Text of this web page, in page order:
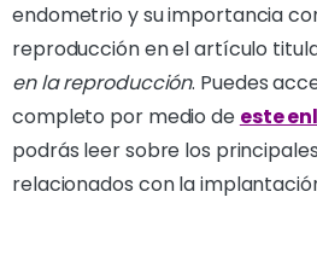
endometrio y su importancia
reproducción en el artículo
en la reproducción. Puedes
completo por medio de este
podrás leer sobre los
relacionados con la